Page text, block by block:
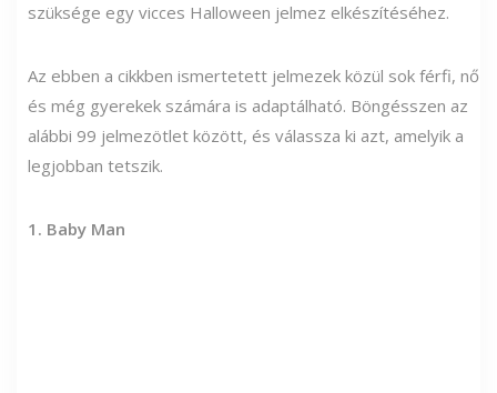
szüksége egy vicces Halloween jelmez elkészítéséhez.
Az ebben a cikkben ismertetett jelmezek közül sok férfi, nő
és még gyerekek számára is adaptálható. Böngésszen az
alábbi 99 jelmezötlet között, és válassza ki azt, amelyik a
legjobban tetszik.
1. Baby Man